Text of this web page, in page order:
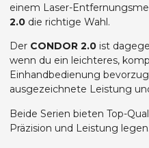
einem Laser-
2.0 die richtige Wahl.
Der CONDOR 2.0 ist
wenn du ein leichteres,
Einhandbedienung
ausgezeichnete Leistung
Beide Serien bieten Top-
Präzision und Leistung legen.